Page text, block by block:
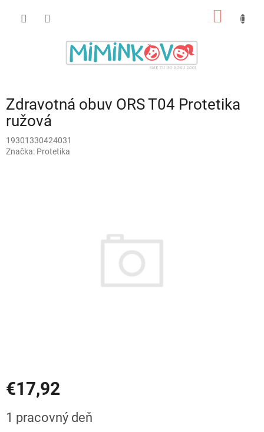
Zdravotná obuv ORS T04 Protetika
ružová
19301330424031
Značka: Protetika
€17,92
cena:
1 pracovný deň